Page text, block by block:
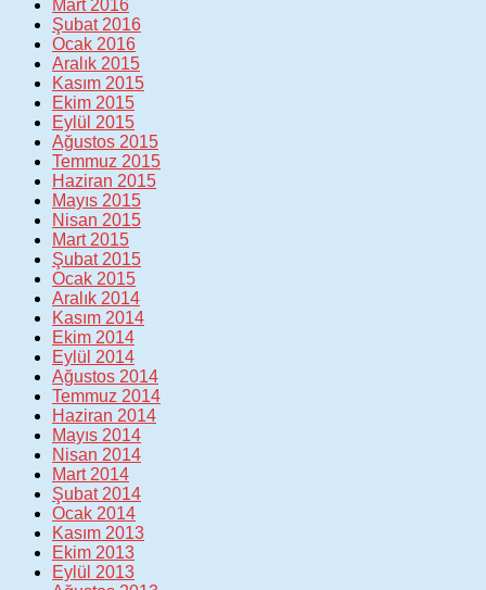
Mart 2016
Şubat 2016
Ocak 2016
Aralık 2015
Kasım 2015
Ekim 2015
Eylül 2015
Ağustos 2015
Temmuz 2015
Haziran 2015
Mayıs 2015
Nisan 2015
Mart 2015
Şubat 2015
Ocak 2015
Aralık 2014
Kasım 2014
Ekim 2014
Eylül 2014
Ağustos 2014
Temmuz 2014
Haziran 2014
Mayıs 2014
Nisan 2014
Mart 2014
Şubat 2014
Ocak 2014
Kasım 2013
Ekim 2013
Eylül 2013